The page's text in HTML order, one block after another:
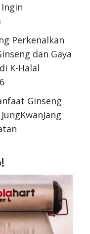
Perkenalkan
dan Gaya
K-Halal
Ginseng